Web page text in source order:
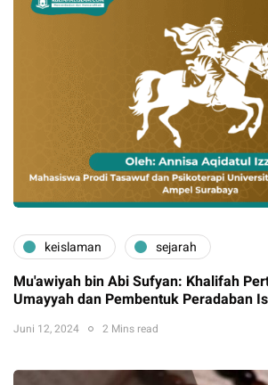
keislaman sejarah
Mu'awiyah bin Abi Sufyan: Khalifah
Umayyah dan Pembentuk Peradaban
Juni 12, 2024 2 Mins read